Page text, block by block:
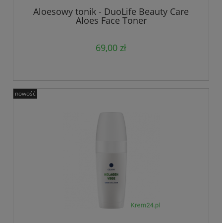
Aloesowy tonik - DuoLife Beauty Care
Aloes Face Toner
69,00 zł
nowość